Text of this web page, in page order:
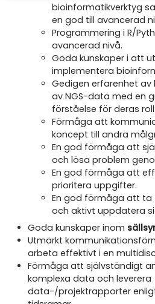
bioinformatikverktyg
en god till avancerad
Programmering i R/
avancerad nivå.
Goda kunskaper i att
implementera
Gedigen erfarenhet
av NGS-data med en
förståelse för deras
Förmåga att
koncept till andra
En god förmåga att
och lösa problem
En god förmåga att
prioritera uppgifter.
En god förmåga att ta
och aktivt uppdatera
Goda kunskaper inom
Utmärkt
arbeta effektivt i en
Förmåga att självständigt
komplexa data och leverera
data-/projektrapporter